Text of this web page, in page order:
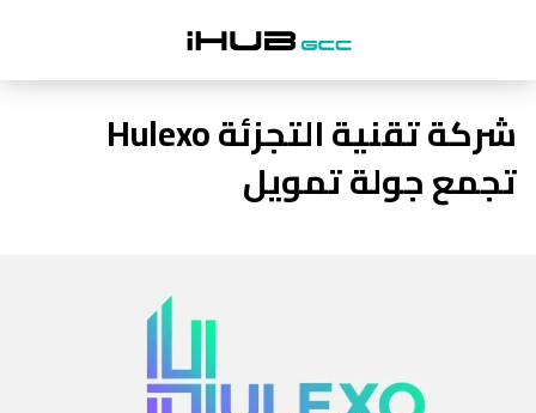
شركة تقنية التجزئة Hulexo
تجمع جولة تمويل